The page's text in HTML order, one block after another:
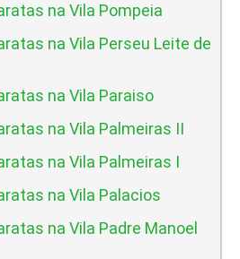
na Vila Pompeia
na Vila Perseu Leite de
na Vila Paraiso
na Vila Palmeiras II
na Vila Palmeiras I
na Vila Palacios
na Vila Padre Manoel